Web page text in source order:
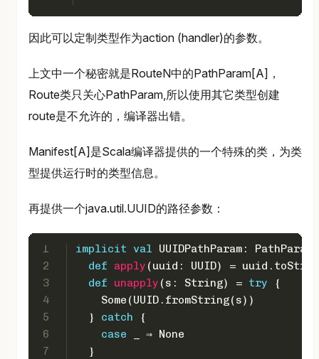
因此可以定制类型作为action (handler)的参数。
上文中一个秘密就是RouteN中的PathParam[A]，
Route类只关心PathParam,所以使用其它类型创建
route是不允许的，编译器出错。
Manifest[A]是Scala编译器提供的一个特殊的类，为类
型提供运行时的类型信息。
再提供一个java.util.UUID的路径参数：
1
2
3
4
5
6
7
implicit val UUIDPathParam : PathParam
def
apply (uuid: UUID) =
def
unapply (s: String) = try {
Some (UUID .fromString(s))
  }
catch {
case _ ⇒ None
  }